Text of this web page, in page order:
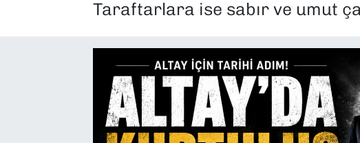
Taraftarlara ise sabır ve umut